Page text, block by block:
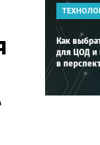
Как
для ЦОД и
в